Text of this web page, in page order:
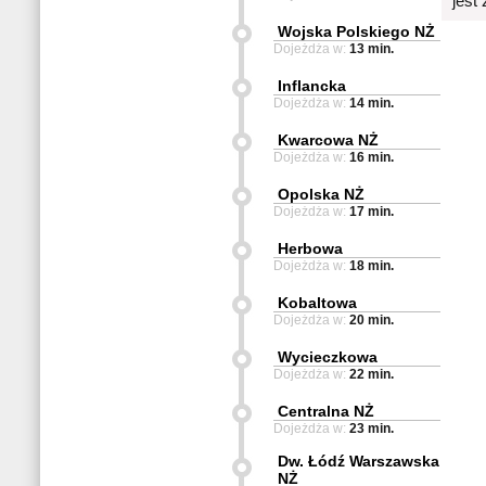
Wojska Polskiego NŻ
Dojeżdża w: 13 min.
Inflancka
Dojeżdża w: 14 min.
Kwarcowa NŻ
Dojeżdża w: 16 min.
Opolska NŻ
Dojeżdża w: 17 min.
Herbowa
Dojeżdża w: 18 min.
Kobaltowa
Dojeżdża w: 20 min.
Wycieczkowa
Dojeżdża w: 22 min.
Centralna NŻ
Dojeżdża w: 23 min.
Dw. Łódź Warszawska
NŻ